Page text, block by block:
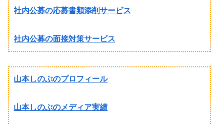
社内公募の応募書類添削サービス
社内公募の面接対策サービス
山本しのぶのプロフィール
山本しのぶのメディア実績